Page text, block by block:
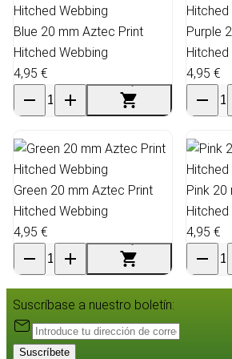
Blue 20 mm Aztec Print
Hitched Webbing
4,95 €
Purple
Hitched
4,95 €
Green 20 mm Aztec Print
Hitched Webbing
4,95 €
Pink 20
Hitched
4,95 €
Suscríbase a nuestro boletín:
Suscríbete